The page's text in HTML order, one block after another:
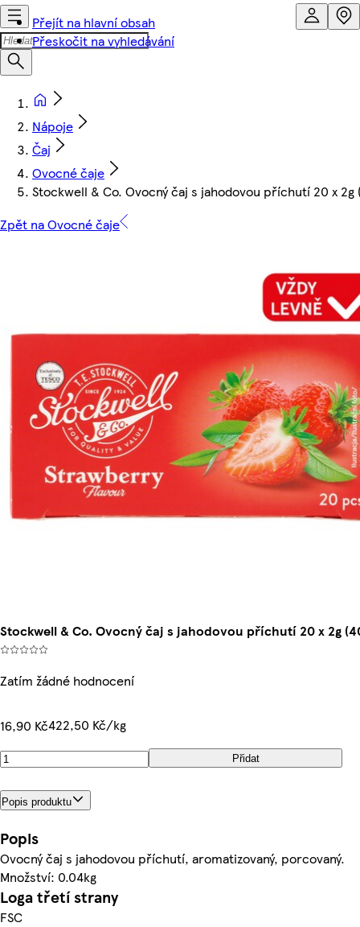
Přejít na hlavní obsah
Přeskočit na vyhledávání
Nápoje
Čaj
Ovocné čaje
Stockwell & Co. Ovocný čaj s jahodovou příchutí 20 x 2g
Zpět na Ovocné čaje
Stockwell & Co. Ovocný čaj s jahodovou příchutí 20 x 2g
Zatím žádné hodnocení
16,90 Kč422,50 Kč/kg
Přidat
Popis produktu
Popis
Ovocný čaj s jahodovou příchutí, aromatizovaný, porcovaný.
Množství: 0.04kg
Loga třetí strany
FSC